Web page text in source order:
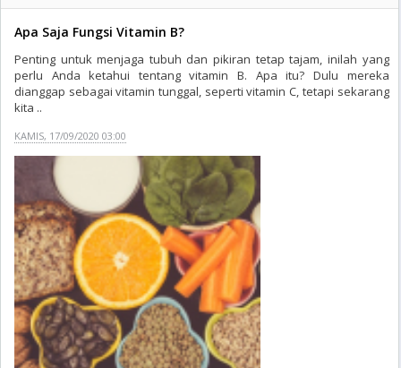
Apa Saja Fungsi Vitamin B?
Penting untuk menjaga tubuh dan pikiran tetap tajam, inilah yang
perlu Anda ketahui tentang vitamin B. Apa itu? Dulu mereka
dianggap sebagai vitamin tunggal, seperti vitamin C, tetapi sekarang
kita ..
KAMIS, 17/09/2020 03:00